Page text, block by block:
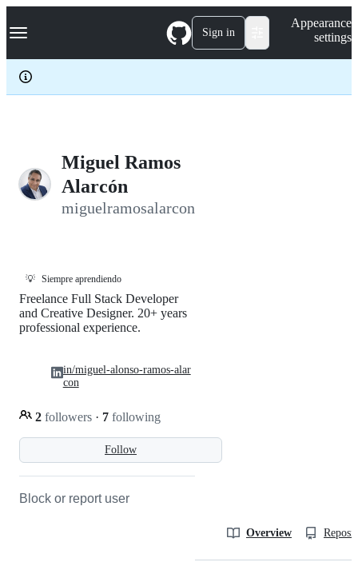
k
p
c
Navigation Menu Sign in
Appearance
settings
Miguel Ramos
Alarcón
miguelramosalarcon
💡 Siempre aprendiendo
Follow
Freelance Full Stack Developer
and Creative Designer. 20+ years
professional experience.
2 followers · 7 following
in/miguel-alonso-ramos-alar
con
Block or report user
Overview